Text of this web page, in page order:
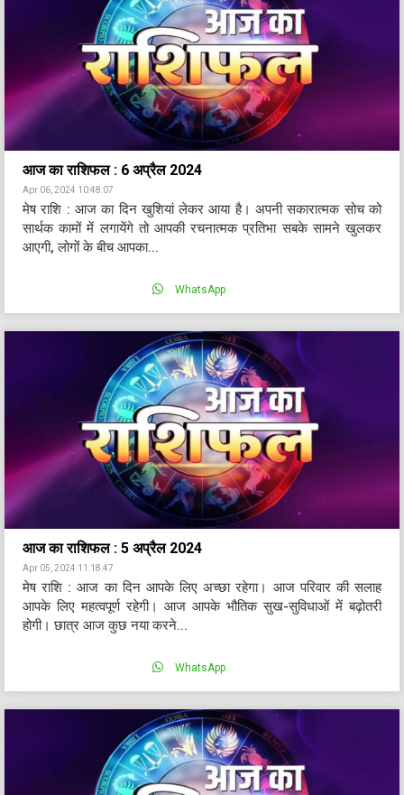
आज का राशिफल : 6 अप्रैल 2024
Apr 06, 2024 10:48:07
मेष राशि : आज का दिन खुशियां लेकर आया है। अपनी सकारात्मक सोच को
सार्थक कामों में लगायेंगे तो आपकी रचनात्मक प्रतिभा सबके सामने खुलकर
आएगी, लोगों के बीच आपका...
WhatsApp
आज का राशिफल : 5 अप्रैल 2024
Apr 05, 2024 11:18:47
मेष राशि : आज का दिन आपके लिए अच्छा रहेगा। आज परिवार की सलाह
आपके लिए महत्वपूर्ण रहेगी। आज आपके भौतिक सुख-सुविधाओं में बढ़ोतरी
होगी। छात्र आज कुछ नया करने...
WhatsApp